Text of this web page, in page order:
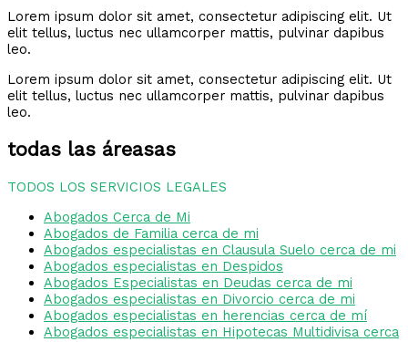
Lorem ipsum dolor sit amet, consectetur adipiscing elit. Ut
elit tellus, luctus nec ullamcorper mattis, pulvinar dapibus
leo.
Lorem ipsum dolor sit amet, consectetur adipiscing elit. Ut
elit tellus, luctus nec ullamcorper mattis, pulvinar dapibus
leo.
todas las áreasas
TODOS LOS SERVICIOS LEGALES
Abogados Cerca de Mi
Abogados de Familia cerca de mi
Abogados especialistas en Clausula Suelo cerca de mi
Abogados especialistas en Despidos
Abogados Especialistas en Deudas cerca de mi
Abogados especialistas en Divorcio cerca de mi
Abogados especialistas en herencias cerca de mí
Abogados especialistas en Hipotecas Multidivisa cerca